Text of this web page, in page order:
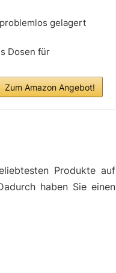
gelagert
Dosen für
Zum Amazon Angebot!
Produkte auf
haben Sie einen